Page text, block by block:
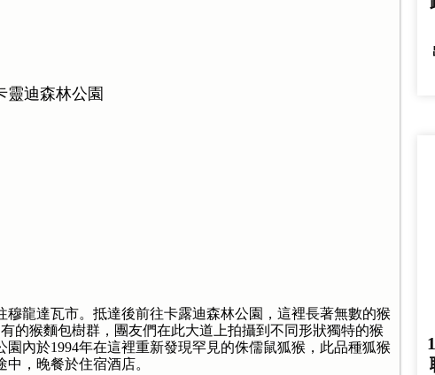
靈迪森林公園
穆龍達瓦市。抵達後前往卡露迪森林公園，這裡長著無數的猴
的猴麵包樹群，團友們在此大道上拍攝到不同形狀獨特的猴
內於1994年在這裡重新發現罕見的侏儒鼠狐猴，此品種狐猴
，晚餐於住宿酒店。